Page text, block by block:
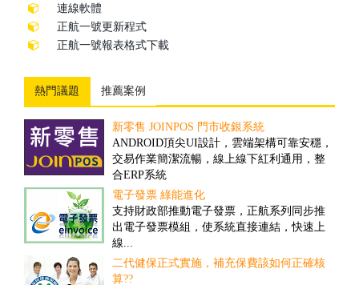
連線軟體
正航一號更新程式
正航一號報表格式下載
熱門議題 推薦案例
新零售 JOINPOS 門市收銀系統
ANDROID頂尖UI設計，雲端架構可靠安穩，
交易作業簡潔流暢，線上線下紅利通用，整
合ERP系統
電子發票 綠能進化
支持財政部推動電子發票，正航系列同步推
出電子發票模組，使系統直接連結，快速上
線...
二代健保正式實施，補充保費該如何正確核
算??
倉儲物流業客製案例
隨著全球經濟一體化的趨勢，現代物流將成
為未來經濟發展的重要產業。然而，ERP技術
的引入，可推動物流業的發展、加速物流業
的改革與創新...
撿貨管理之解決方案
對一些客戶多、需求頻率高、送貨時間要求
高的公司而言，撿貨的速度和精確度往往具
有決定性的重要性...
盤點管理之解決方案